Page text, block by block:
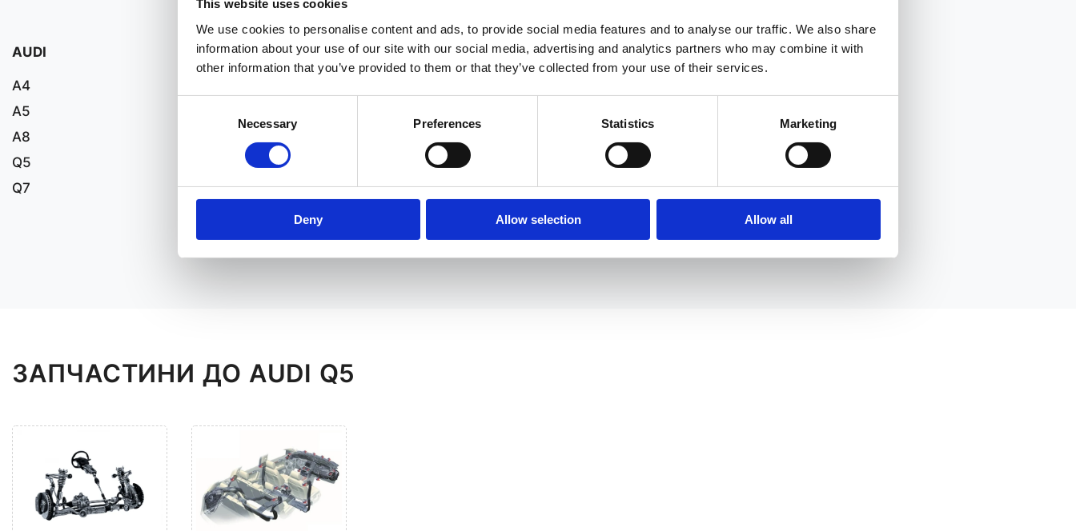
This website uses cookies
We use cookies to personalise content and ads, to provide social media features and to analyse our traffic. We also share
information about your use of our site with our social media, advertising and analytics partners who may combine it with
other information that you’ve provided to them or that they’ve collected from your use of their services.
Necessary Preferences Statistics Marketing
Deny Allow selection Allow all
AUDI
A4
A5
A8
Q5
Q7
ЗАПЧАСТИНИ ДО AUDI Q5